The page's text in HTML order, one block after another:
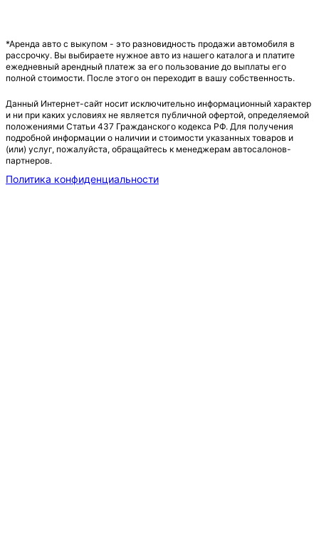
*Аренда авто с выкупом - это разновидность продажи автомобиля в
рассрочку. Вы выбираете нужное авто из нашего каталога и платите
ежедневный арендный платеж за его пользование до выплаты его
полной стоимости. После этого он переходит в вашу собственность.
Данный Интернет-сайт носит исключительно информационный характер
и ни при каких условиях не является публичной офертой, определяемой
положениями Статьи 437 Гражданского кодекса РФ. Для получения
подробной информации о наличии и стоимости указанных товаров и
(или) услуг, пожалуйста, обращайтесь к менеджерам автосалонов-
партнеров.
Политика конфиденциальности